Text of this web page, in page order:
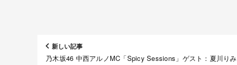
新しい記事
乃木坂46 中西アルノMC「Spicy Sessions」ゲスト：夏川りみ